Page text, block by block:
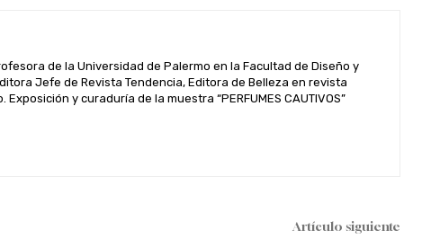
de la Universidad de Palermo en la Facultad de Diseño y
Jefe de Revista Tendencia, Editora de Belleza en revista
y curaduría de la muestra “PERFUMES CAUTIVOS”
Artículo siguiente